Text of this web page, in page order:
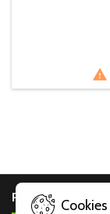

PRODOTTICookies